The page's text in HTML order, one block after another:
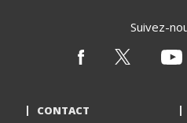
Suivez-
CONTACT